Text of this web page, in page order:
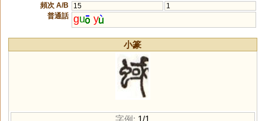
頻次 A/B
15
1
普通話 gu y
小篆
字例: 1/1